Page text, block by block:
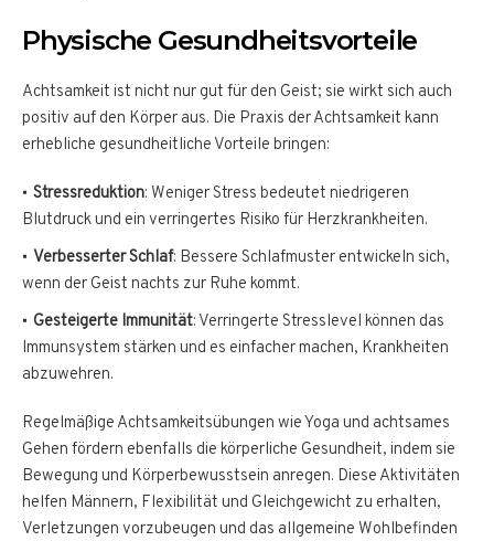
Physische Gesundheitsvorteile
Achtsamkeit ist nicht nur gut für den Geist; sie wirkt sich auch
positiv auf den Körper aus. Die Praxis der Achtsamkeit kann
erhebliche gesundheitliche Vorteile bringen:
Stressreduktion: Weniger Stress bedeutet niedrigeren
Blutdruck und ein verringertes Risiko für Herzkrankheiten.
Verbesserter Schlaf: Bessere Schlafmuster entwickeln sich,
wenn der Geist nachts zur Ruhe kommt.
Gesteigerte Immunität: Verringerte Stresslevel können das
Immunsystem stärken und es einfacher machen, Krankheiten
abzuwehren.
Regelmäßige Achtsamkeitsübungen wie Yoga und achtsames
Gehen fördern ebenfalls die körperliche Gesundheit, indem sie
Bewegung und Körperbewusstsein anregen. Diese Aktivitäten
helfen Männern, Flexibilität und Gleichgewicht zu erhalten,
Verletzungen vorzubeugen und das allgemeine Wohlbefinden